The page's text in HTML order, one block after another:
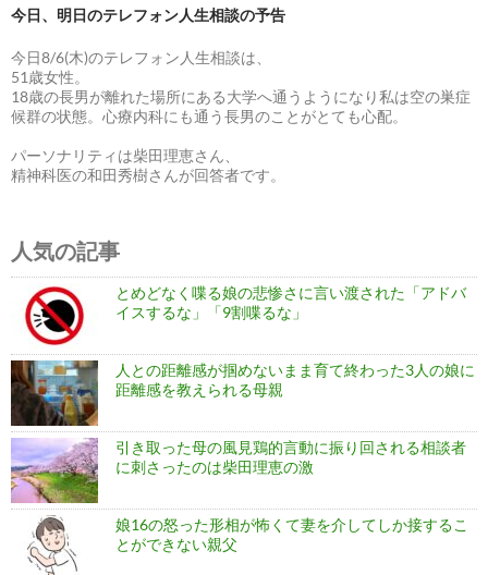
今日、明日のテレフォン人生相談の予告
今日8/6(木)のテレフォン人生相談は、
51歳女性。
18歳の長男が離れた場所にある大学へ通うようになり私は空の巣症
候群の状態。心療内科にも通う長男のことがとても心配。
パーソナリティは柴田理恵さん、
精神科医の和田秀樹さんが回答者です。
人気の記事
とめどなく喋る娘の悲惨さに言い渡された「アドバ
イスするな」「9割喋るな」
人との距離感が掴めないまま育て終わった3人の娘に
距離感を教えられる母親
引き取った母の風見鶏的言動に振り回される相談者
に刺さったのは柴田理恵の激
娘16の怒った形相が怖くて妻を介してしか接するこ
とができない親父